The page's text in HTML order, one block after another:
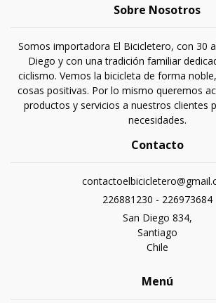
Sobre Nosotros
Somos importadora El Bicicletero, con 30
Diego y con una tradición familiar
ciclismo. Vemos la bicicleta de forma
cosas positivas. Por lo mismo queremos
productos y servicios a nuestros clientes
necesidades.
Contacto
226881230 - 226973684
San Diego 834,
Santiago
Chile
Menú